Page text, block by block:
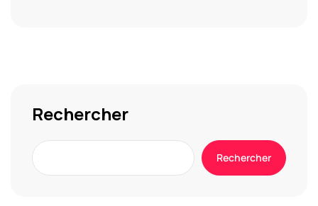
Rechercher
Rechercher